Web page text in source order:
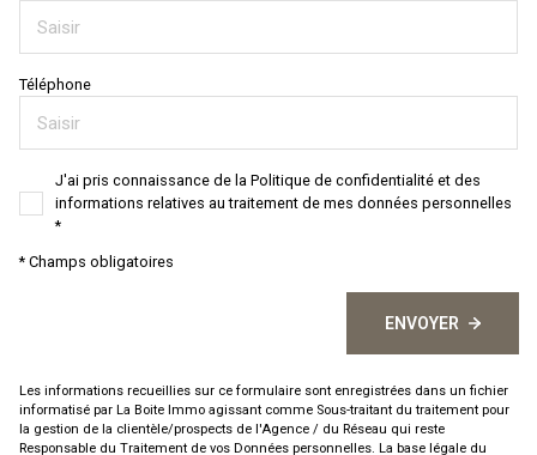
Téléphone
J'ai pris connaissance de la Politique de confidentialité et des
informations relatives au traitement de mes données personnelles
*
* Champs obligatoires
ENVOYER
Les informations recueillies sur ce formulaire sont enregistrées dans un fichier
informatisé par La Boite Immo agissant comme Sous-traitant du traitement pour
la gestion de la clientèle/prospects de l'Agence / du Réseau qui reste
Responsable du Traitement de vos Données personnelles. La base légale du